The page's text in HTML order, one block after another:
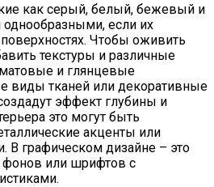
как серый, белый, бежевый и
однообразными, если их
Чтобы оживить
текстуры и различные
и глянцевые
виды тканей или декоративные
эффект глубины и
это могут быть
акценты или
В графическом дизайне – это
фонов или шрифтов с